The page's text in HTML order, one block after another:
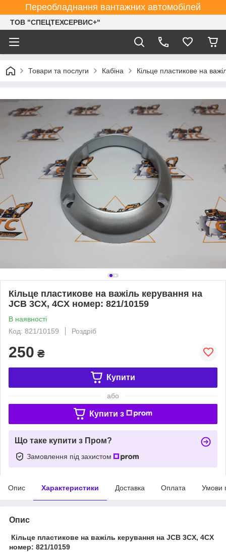
Переобладнання вантажних автомобілей
ТОВ "СПЕЦТЕХСЕРВИС+"
Товари та послуги Кабіна Кільце пластикове на
Кільце пластикове на важіль керування на
JCB 3CX, 4CX номер: 821/10159
В наявності
Код: 821/10159
Роздріб
250 ₴
Купити
або
Купити з
Що таке купити з Пром?
Замовлення під захистом
Опис Характеристики Доставка Оплата Умови
Опис
Кільце пластикове на важіль керування на JCB 3CX, 4CX
номер: 821/10159